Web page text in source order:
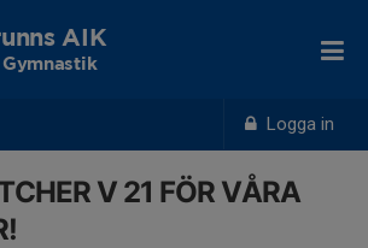
Logga in
AIK
V 21 FÖR VÅRA